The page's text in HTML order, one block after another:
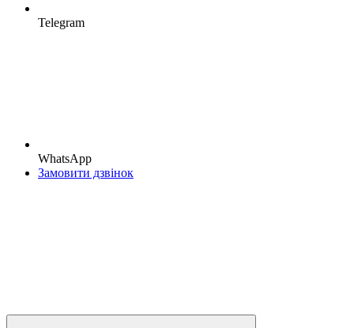
Telegram
WhatsApp
Замовити дзвінок